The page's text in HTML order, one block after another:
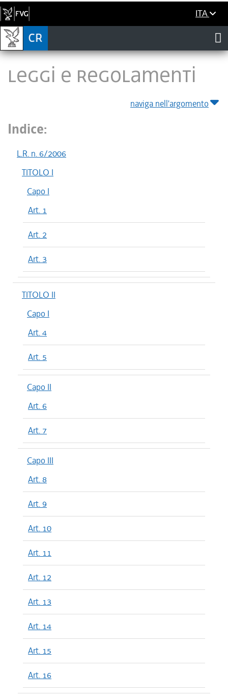
ITA
LEGGI E REGOLAMENTI
naviga nell'argomento
Indice:
L.R. n. 6/2006
TITOLO I
Capo I
Art. 1
Art. 2
Art. 3
TITOLO II
Capo I
Art. 4
Art. 5
Capo II
Art. 6
Art. 7
Capo III
Art. 8
Art. 9
Art. 10
Art. 11
Art. 12
Art. 13
Art. 14
Art. 15
Art. 16